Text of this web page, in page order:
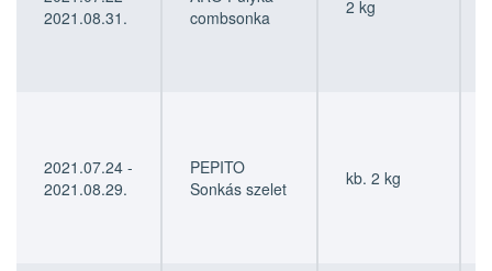
2021.08.31.
combsonka
2 kg
2021.07.24 -
2021.08.29.
PEPITO
Sonkás szelet
kb. 2 kg